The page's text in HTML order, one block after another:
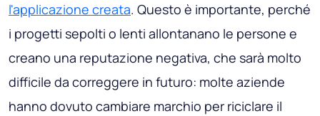
l'applicazione creata. Questo è importante, perché
i progetti sepolti o lenti allontanano le persone e
creano una reputazione negativa, che sarà molto
difficile da correggere in futuro: molte aziende
hanno dovuto cambiare marchio per riciclare il